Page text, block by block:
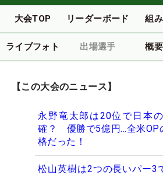
大会TOP リーダーボード 組
ライブフォト 出場選手 概
【この大会のニュース】
永野竜太郎は20位で日本
確？ 優勝で5億円…全米OP
格だった！
松山英樹は2つの長いパー3